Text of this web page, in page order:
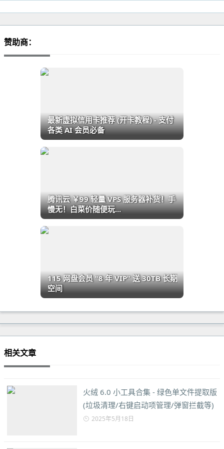
赞助商：
最新虚拟信用卡推荐 (开卡教程) - 支付
各类 AI 会员必备
腾讯云 ￥99 轻量 VPS 服务器补货！手
慢无！白菜价随便玩...
115 网盘会员 “8 年 VIP” 送 30TB 长期
空间
相关文章
火绒 6.0 小工具合集 - 绿色单文件提取版
(垃圾清理/右键启动项管理/弹窗拦截等)
2025年5月18日